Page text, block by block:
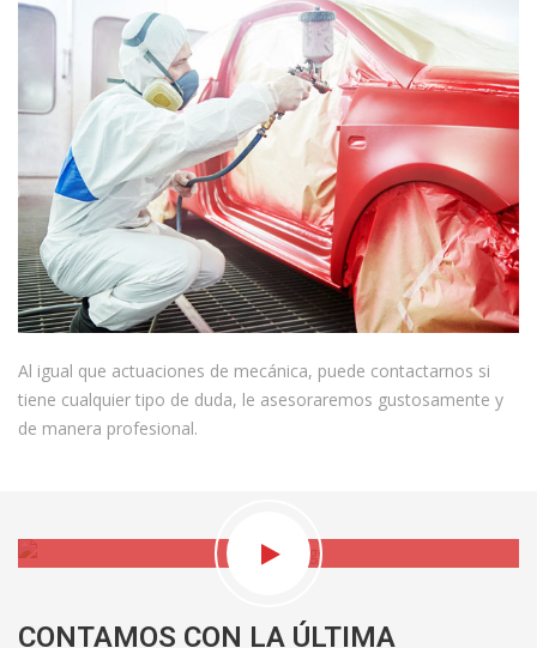
Al igual que actuaciones de mecánica, puede contactarnos si
tiene cualquier tipo de duda, le asesoraremos gustosamente y
de manera profesional.
CONTAMOS CON LA ÚLTIMA